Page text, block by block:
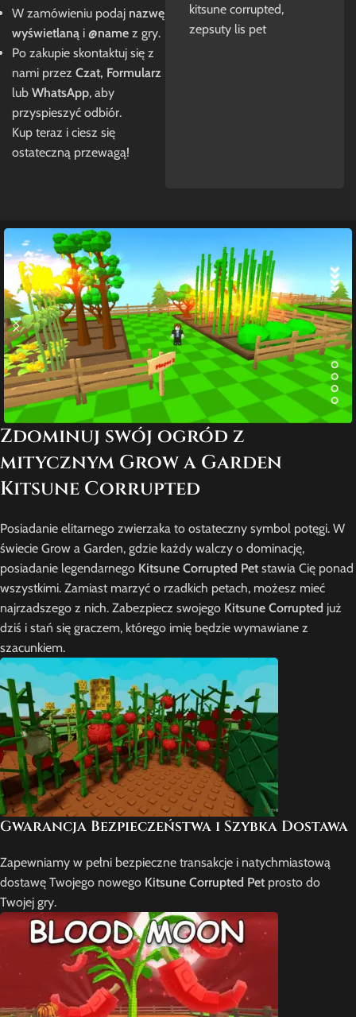
W zamówieniu podaj nazwę
wyświetlaną i @name z gry.
Po zakupie skontaktuj się z
nami przez Czat, Formularz
lub WhatsApp, aby
przyspieszyć odbiór.
Kup teraz i ciesz się
ostateczną przewagą!
kitsune corrupted,
zepsuty lis pet
Zdominuj swój ogród z
mitycznym Grow a Garden
Kitsune Corrupted
Posiadanie elitarnego zwierzaka to ostateczny symbol potęgi. W
świecie Grow a Garden, gdzie każdy walczy o dominację,
posiadanie legendarnego Kitsune Corrupted Petstawia Cię ponad
wszystkimi. Zamiast marzyć o rzadkich petach, możesz mieć
najrzadszego z nich. Zabezpiecz swojego Kitsune Corrupted już
dziś i stań się graczem, którego imię będzie wymawiane z
szacunkiem.
Gwarancja Bezpieczeństwa i Szybka Dostawa
Zapewniamy w pełni bezpieczne transakcje i natychmiastową
dostawę Twojego nowego Kitsune Corrupted Petprosto do
Twojej gry.